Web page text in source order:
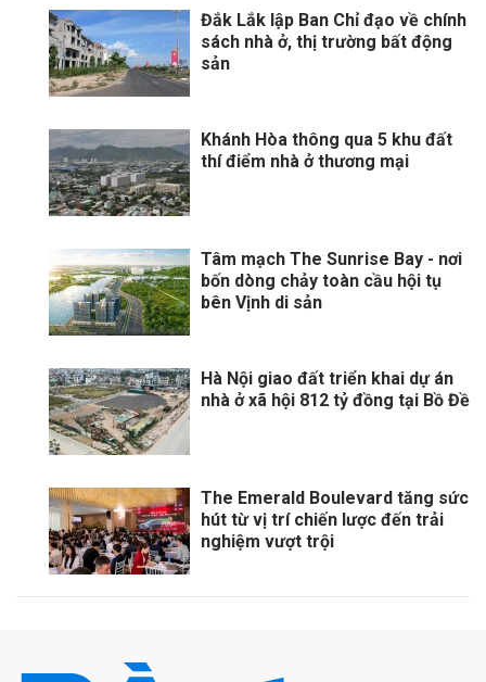
Đắk Lắk lập Ban Chỉ đạo về chính
sách nhà ở, thị trường bất động
sản
Khánh Hòa thông qua 5 khu đất
thí điểm nhà ở thương mại
Tâm mạch The Sunrise Bay - nơi
bốn dòng chảy toàn cầu hội tụ
bên Vịnh di sản
Hà Nội giao đất triển khai dự án
nhà ở xã hội 812 tỷ đồng tại Bồ Đề
The Emerald Boulevard tăng sức
hút từ vị trí chiến lược đến trải
nghiệm vượt trội